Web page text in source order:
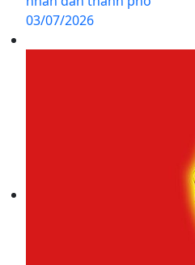
03/07/2026